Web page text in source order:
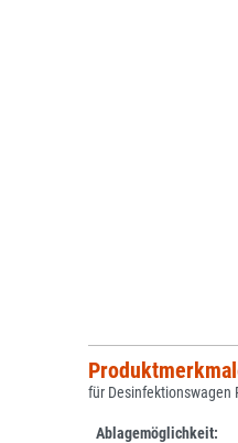
für Desinfektionswagen
Ablagemöglichkeit: